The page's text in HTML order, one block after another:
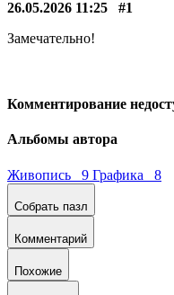
26.05.2026 11:25
#1
Замечательно!
Комментирование
Альбомы автора
Живопись 9 Графика 8
Собрать пазл
Комментарий
Похожие